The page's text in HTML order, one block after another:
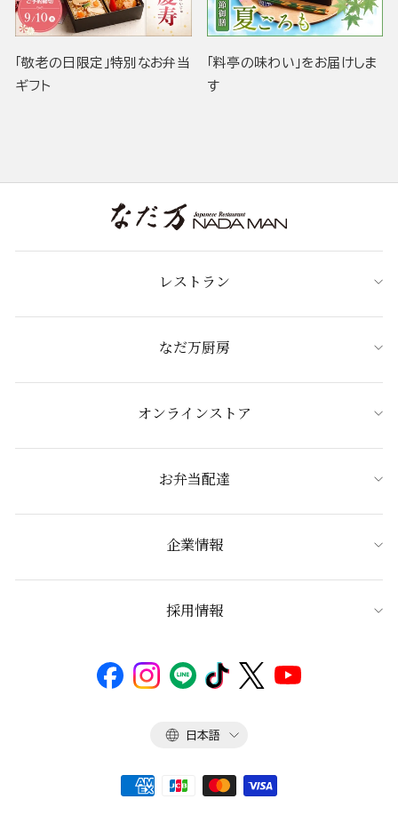
「敬老の日限定」特別なお弁当
ギフト
「料亭の味わい」をお届けしま
す
レストラン
なだ万厨房
オンラインストア
お弁当配達
企業情報
採用情報
言
日本語